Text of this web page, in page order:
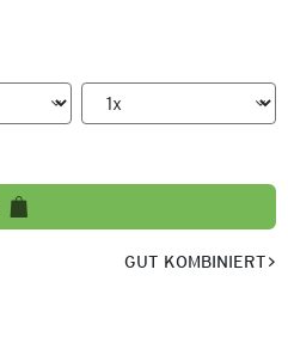
GUT KOMBINIERT